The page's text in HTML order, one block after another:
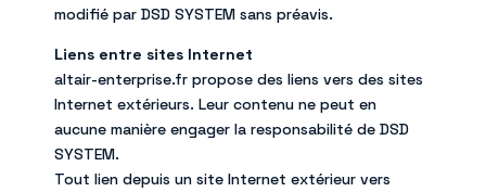
modifié par DSD SYSTEM sans préavis.
Liens entre sites Internet
altair-enterprise.fr propose des liens vers des sites
Internet extérieurs. Leur contenu ne peut en
aucune manière engager la responsabilité de DSD
SYSTEM.
Tout lien depuis un site Internet extérieur vers